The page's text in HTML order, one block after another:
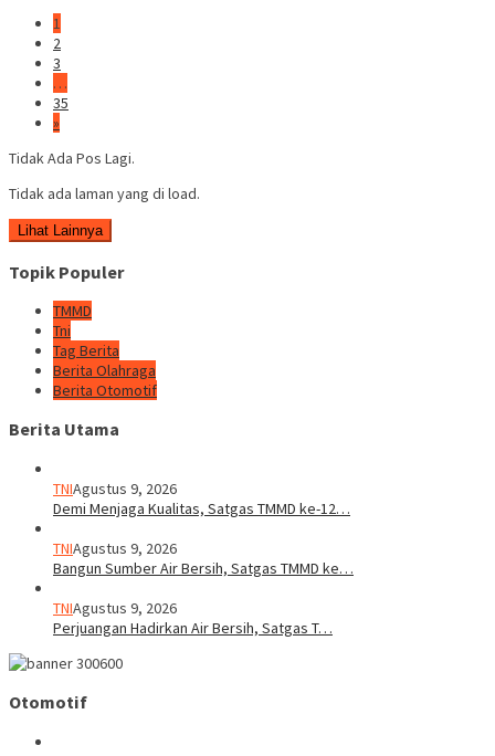
1
2
3
…
35
»
Tidak Ada Pos Lagi.
Tidak ada laman yang di load.
Lihat Lainnya
Topik Populer
TMMD
Tni
Tag Berita
Berita Olahraga
Berita Otomotif
Berita Utama
TNIAgustus 9, 2026
Demi Menjaga Kualitas, Satgas TMMD ke-12…
TNIAgustus 9, 2026
Bangun Sumber Air Bersih, Satgas TMMD ke…
TNIAgustus 9, 2026
Perjuangan Hadirkan Air Bersih, Satgas T…
Otomotif